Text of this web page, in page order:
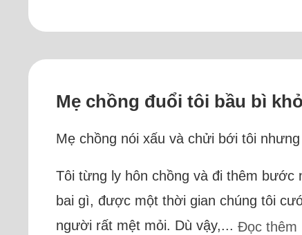
Mẹ chồng đuổi tôi bầu bì
Mẹ chồng nói xấu và chửi bới tôi
Tôi từng ly hôn chồng và đi thêm bước
bai gì, được một thời gian chúng tôi
người rất mệt mỏi. Dù vậy,... Đọc thêm